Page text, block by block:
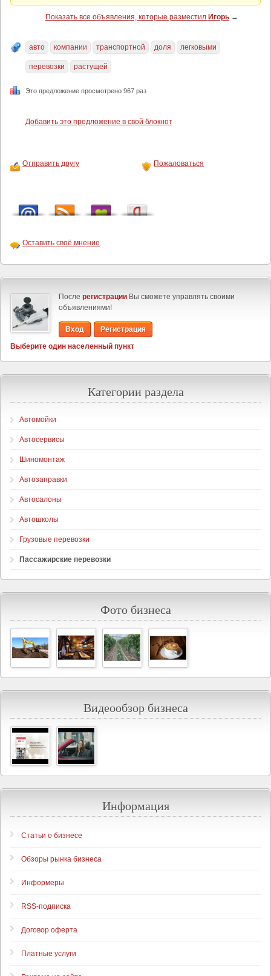
Показать все объявления, которые разместил Игорь→
авто компании транспортной доля легковыми
перевозки растущей
Это предложение просмотрено 967 раз
Добавить это предложение в свой блокнот
Отправить другу Пожаловаться
Оставить своё мнение
После регистрации Вы сможете управлять своими
объявлениями!
Вход
Регистрация
Выберите один населенный пункт
Категории раздела
Автомойки
Автосервисы
Шиномонтаж
Автозаправки
Автосалоны
Автошколы
Грузовые перевозки
Пассажирские перевозки
Фото бизнеса
Видеообзор бизнеса
Информация
Статьи о бизнесе
Обзоры рынка бизнеса
Информеры
RSS-подписка
Договор оферта
Платные услуги